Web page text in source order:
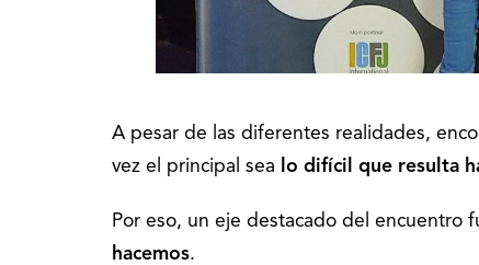
A pesar de las diferentes realidades,
vez el principal sea
lo difícil que resulta
Por eso, un eje destacado del encuentro
hacemos.